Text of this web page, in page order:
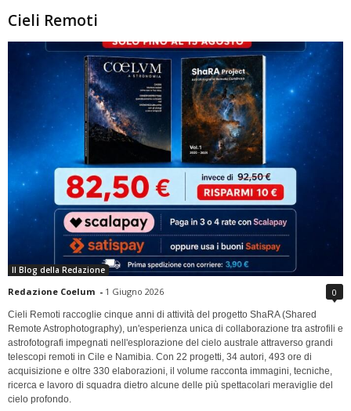
Cieli Remoti
Il Blog della Redazione
Redazione Coelum - 1 Giugno 2026 0
Cieli Remoti raccoglie cinque anni di attività del progetto ShaRA (Shared
Remote Astrophotography), un'esperienza unica di collaborazione tra astrofili e
astrofotografi impegnati nell'esplorazione del cielo australe attraverso grandi
telescopi remoti in Cile e Namibia. Con 22 progetti, 34 autori, 493 ore di
acquisizione e oltre 330 elaborazioni, il volume racconta immagini, tecniche,
ricerca e lavoro di squadra dietro alcune delle più spettacolari meraviglie del
cielo profondo.